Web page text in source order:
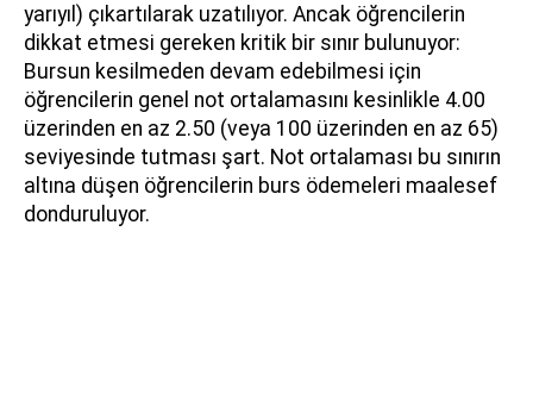
yarıyıl) çıkartılarak uzatılıyor. Ancak öğrencilerin
dikkat etmesi gereken kritik bir sınır bulunuyor:
Bursun kesilmeden devam edebilmesi için
öğrencilerin genel not ortalamasını kesinlikle 4.00
üzerinden en az 2.50 (veya 100 üzerinden en az 65)
seviyesinde tutması şart. Not ortalaması bu sınırın
altına düşen öğrencilerin burs ödemeleri maalesef
donduruluyor.